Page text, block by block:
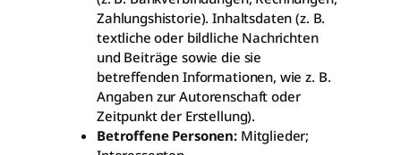
Zahlungshistorie). Inhaltsdaten (z. B.
textliche oder bildliche Nachrichten
und Beiträge sowie die sie
betreffenden Informationen, wie z. B.
Angaben zur Autorenschaft oder
Zeitpunkt der Erstellung).
Betroffene Personen: Mitglieder;